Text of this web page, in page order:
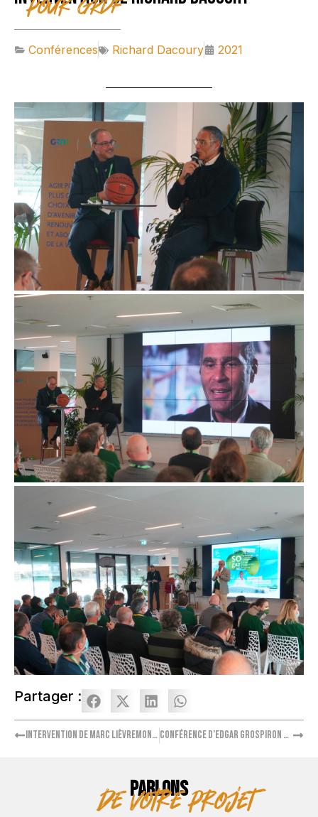
pour GRDF
Conférences Richard Dacoury 2021
Partager :
Intervention de Marc Lièvremont pour GRDF Conférence d’Edgar Grospiron au Palais des Congrès de Cannes
PARLONS
de votre projet